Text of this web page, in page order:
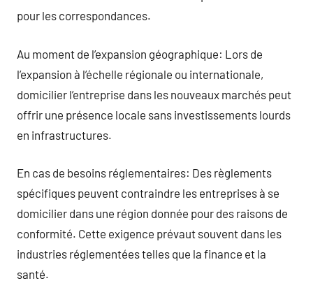
pour les correspondances.
Au moment de l’expansion géographique: Lors de
l’expansion à l’échelle régionale ou internationale,
domicilier l’entreprise dans les nouveaux marchés peut
offrir une présence locale sans investissements lourds
en infrastructures.
En cas de besoins réglementaires: Des règlements
spécifiques peuvent contraindre les entreprises à se
domicilier dans une région donnée pour des raisons de
conformité. Cette exigence prévaut souvent dans les
industries réglementées telles que la finance et la
santé.